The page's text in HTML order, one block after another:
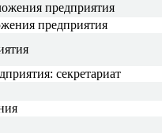
предприятия
предприятия
секретариат